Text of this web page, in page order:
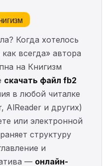
Когда хотелось
всегда» автора
на Книгизм
скачать файл fb2
в любой читалке
AlReader и других)
или электронной
структуру
и
— онлайн-